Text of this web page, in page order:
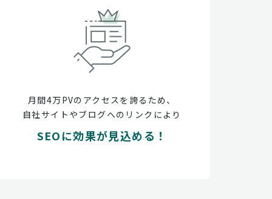
月間4万PVのアクセスを誇るため、
自社サイトやブログへのリンクにより
SEOに効果が見込める！